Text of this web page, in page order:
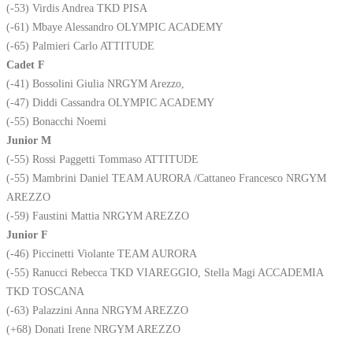
(-53) Virdis Andrea TKD PISA
(-61) Mbaye Alessandro OLYMPIC ACADEMY
(-65) Palmieri Carlo ATTITUDE
Cadet F
(-41) Bossolini Giulia NRGYM Arezzo,
(-47) Diddi Cassandra OLYMPIC ACADEMY
(-55) Bonacchi Noemi
Junior M
(-55) Rossi Paggetti Tommaso ATTITUDE
(-55) Mambrini Daniel TEAM AURORA /Cattaneo Francesco NRGYM
AREZZO
(-59) Faustini Mattia NRGYM AREZZO
Junior F
(-46) Piccinetti Violante TEAM AURORA
(-55) Ranucci Rebecca TKD VIAREGGIO, Stella Magi ACCADEMIA
TKD TOSCANA
(-63) Palazzini Anna NRGYM AREZZO
(+68) Donati Irene NRGYM AREZZO